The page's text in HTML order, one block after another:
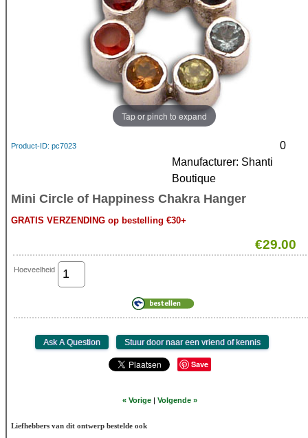
Tap or pinch to expand
Product-ID pc7023
Manufacturer Shanti
Boutique
0
Mini Circle of Happiness Chakra Hanger
GRATIS VERZENDING op bestelling €30+
€29.00
Hoeveelheid
Save
« Vorige | Volgende »
Liefhebbers van dit ontwerp bestelde ook